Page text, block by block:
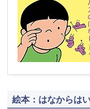
絵本：はなからは